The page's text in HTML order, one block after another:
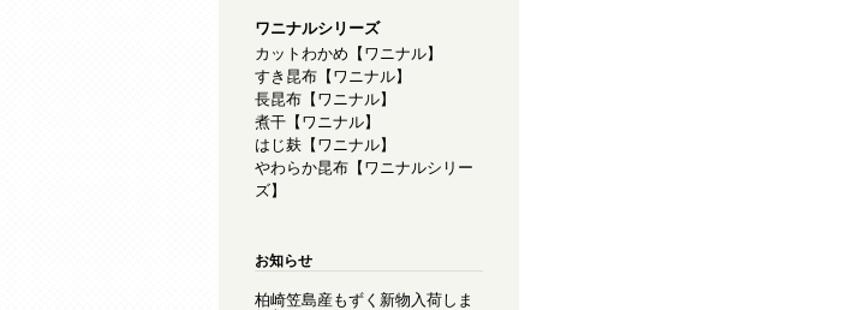
ワニナルシリーズ
カットわかめ【ワニナル】
すき昆布【ワニナル】
長昆布【ワニナル】
煮干【ワニナル】
はじ麸【ワニナル】
やわらか昆布【ワニナルシリー
ズ】
お知らせ
柏崎笠島産もずく新物入荷しま